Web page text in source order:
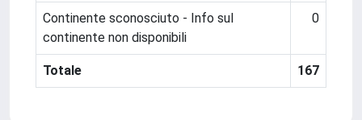
Continente sconosciuto - Info sul
continente non disponibili
0
Totale 167